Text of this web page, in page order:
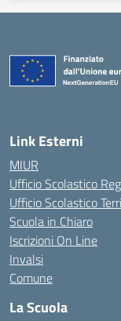
Link Esterni
MIUR
Ufficio Scolastico
Ufficio Scolastico
Scuola in Chiaro
Iscrizioni On Line
Invalsi
Comune
La Scuola